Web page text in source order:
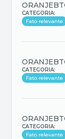
CATEGORIA:
Fato relevante
CATEGORIA:
Fato relevante
CATEGORIA:
Fato relevante